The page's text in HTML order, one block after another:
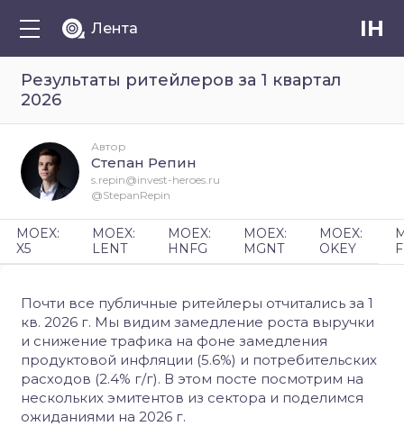
Лента IH
Результаты ритейлеров за 1 квартал
2026
Почти все публичные ритейлеры отчитались за 1
кв. 2026 г. Мы видим замедление роста выручки
и снижение трафика на фоне замедления
продуктовой инфляции (5.6%) и потребительских
расходов (2.4% г/г). В этом посте посмотрим на
нескольких эмитентов из сектора и поделимся
ожиданиями на 2026 г.
Автор
Степан Репин
s.repin@invest-heroes.ru
@StepanRepin
MOEX:
X5
MOEX:
LENT
MOEX:
HNFG
MOEX:
MGNT
MOEX:
OKEY